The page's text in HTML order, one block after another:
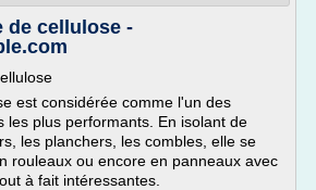
de cellulose -
est considérée comme l'un des
les plus performants. En isolant de
les planchers, les combles, elle se
rouleaux ou encore en panneaux avec
à fait intéressantes.